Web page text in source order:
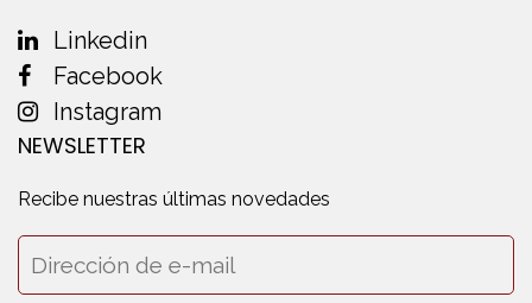
Linkedin
Facebook
Instagram
NEWSLETTER
Recibe nuestras últimas novedades